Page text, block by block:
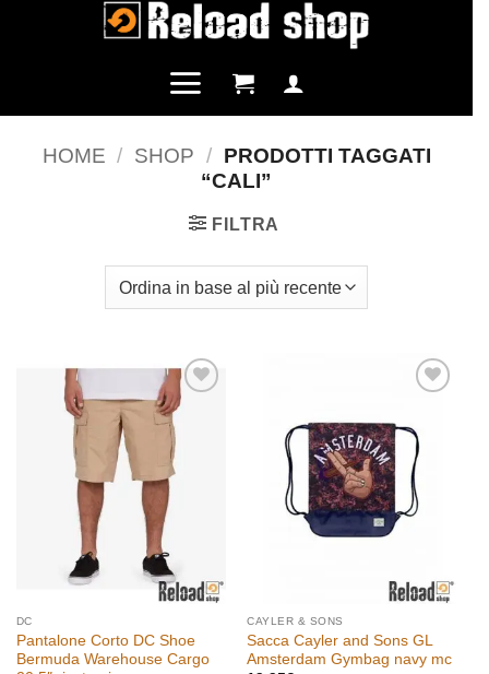
HOME / SHOP / PRODOTTI TAGGATI
“CALI”
FILTRA
Aggiungi
alla lista
desideri
DC
Pantalone Corto DC Shoe
Bermuda Warehouse Cargo
alla lista
dei
desideri
CAYLER & SONS
Sacca Cayler and Sons GL
Amsterdam Gymbag navy mc